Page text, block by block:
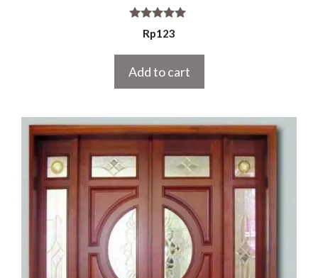
5.00
out of 5
Rp123
Add to cart